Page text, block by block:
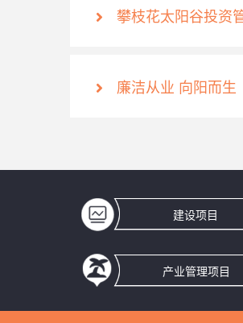
攀枝花太阳谷投资
廉洁从业 向阳而生
建设项目
产业管理项目